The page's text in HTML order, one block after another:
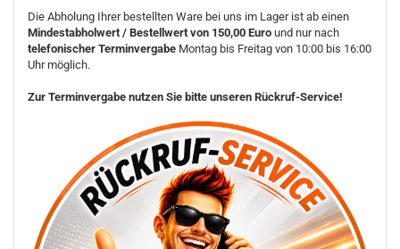
Die Abholung Ihrer bestellten Ware bei uns im Lager ist ab einen
Mindestabholwert / Bestellwert von 150,00 Euro und nur nach
telefonischer Terminvergabe Montag bis Freitag von 10:00 bis 16:00
Uhr möglich.
Zur Terminvergabe nutzen Sie bitte unseren Rückruf-Service!